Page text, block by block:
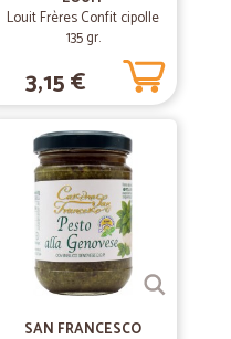
Louit Frères Confit cipolle
135 gr.
3,15 €
SAN FRANCESCO